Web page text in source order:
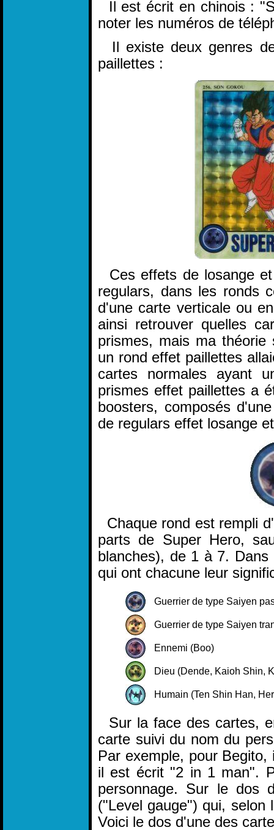
Il est écrit en chinois :
noter les numéros de
Il existe deux genres
paillettes :
Ces effets de losange
regulars, dans les ronds
d'une carte verticale ou
ainsi retrouver quelles
prismes, mais ma théorie
un rond effet paillettes
cartes normales ayant
prismes effet paillettes a
boosters, composés
de regulars effet losange
Chaque rond est rempli
parts de Super Hero,
blanches), de 1 à 7.
qui ont chacune leur
Guerrier de type Saiyen
Guerrier de type Saiyen
Ennemi (Boo)
Dieu (Dende, Kaioh Shin,
Humain (Ten Shin Han,
Sur la face des cartes,
carte suivi du nom du
Par exemple, pour
il est écrit "2 in 1 man".
personnage. Sur le dos
("Level gauge") qui, selon
Voici le dos d'une des